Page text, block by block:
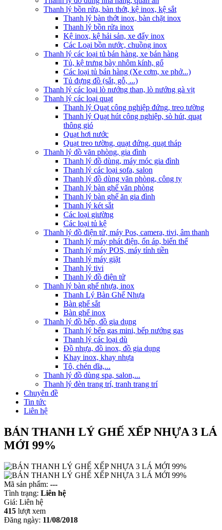
Thanh lý bồn rửa, bàn thớt, kệ inox, kệ sắt
Thanh lý bàn thớt inox, bàn chặt inox
Thanh lý bồn rửa inox
Kệ inox, kệ hải sản, xe đẩy inox
Các Loại bồn nước, chuồng inox
Thanh lý các loại tủ bán hàng, xe bán hàng
Tủ, kệ trưng bày nhôm kính, gổ
Các loại tủ bán hàng (Xe cơm, xe phở...)
Tủ đựng đồ (sắt, gỗ, ...)
Thanh lý các loại lò nướng than, lò nướng gà vịt
Thanh lý các loại quạt
Thanh lý Quạt công nghiệp đứng, treo tường
Thanh lý Quạt hút công nghiệp, sò hút, quạt
thông gió
Quạt hơi nước
Quạt treo tường, quạt đứng, quạt tháp
Thanh lý đồ văn phòng, gia đình
Thanh lý đồ dùng, máy móc gia đình
Thanh lý các loại sofa, salon
Thanh lý đồ dùng văn phòng, công ty
Thanh lý bàn ghế văn phòng
Thanh lý bàn ghế ăn gia đình
Thanh lý két sắt
Các loại giường
Các loại tủ kệ
Thanh lý đồ điện tử, máy Pos, camera, tivi, âm thanh
Thanh lý máy phát điện, ổn áp, biến thế
Thanh lý máy POS, máy tính tiền
Thanh lý máy giặt
Thanh lý tivi
Thanh lý đồ điện tử
Thanh lý bàn ghế nhựa, inox
Thanh Lý Bàn Ghế Nhựa
Bàn ghế sắt
Bàn ghế inox
Thanh lý đồ bếp, đồ gia dụng
Thanh lý bếp gas mini, bếp nướng gas
Thanh lý các loại dù
Đồ nhựa, đồ inox, đồ gia dụng
Khay inox, khay nhựa
Tô, chén dĩa,...
Thanh lý đồ dùng spa, salon,...
Thanh lý đèn trang trí, tranh trang trí
Chuyên đề
Tin tức
Liên hệ
BÁN THANH LÝ GHẾ XẾP NHỰA 3 LÁ
MỚI 99%
Mã sản phẩm: ---
Tình trạng: Liên hệ
Giá: Liên hệ
415 lượt xem
Đăng ngày: 11/08/2018